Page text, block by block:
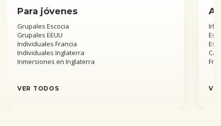
Para jóvenes
Grupales Escocia
Grupales EEUU
Individuales Francia
Individuales Inglaterra
Inmersiones en Inglaterra
VER TODOS